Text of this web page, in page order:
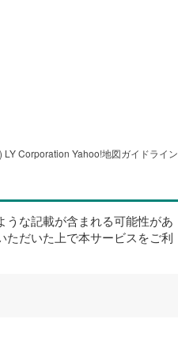
LY Corporation Yahoo!地図ガイドライン
な記載が含まれる可能性があ
ただいた上で本サービスをご利